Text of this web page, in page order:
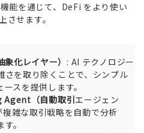
能を通じて、DeFi をより使い
させます。
化レイヤー） : AI テクノロジー
さを取り除くことで、シンプル
スを提供します。
（自動取引エージェン
雑な取引戦略を自動で分析
。